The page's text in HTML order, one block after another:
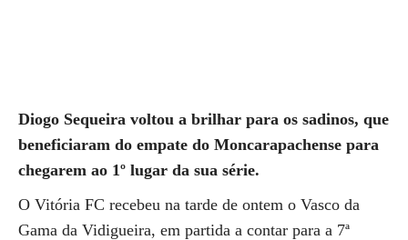
Diogo Sequeira voltou a brilhar para os sadinos, que
beneficiaram do empate do Moncarapachense para
chegarem ao 1º lugar da sua série.
O Vitória FC recebeu na tarde de ontem o Vasco da
Gama da Vidigueira, em partida a contar para a 7ª